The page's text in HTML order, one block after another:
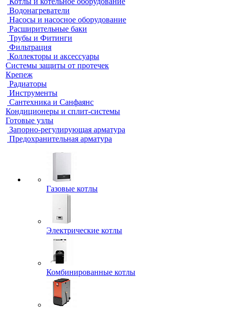
Водонагреватели
Насосы и насосное оборудование
Расширительные баки
Трубы и Фитинги
Фильтрация
Коллекторы и аксессуары
Системы защиты от протечек
Крепеж
Радиаторы
Инструменты
Сантехника и Санфаянс
Кондиционеры и сплит-системы
Готовые узлы
Запорно-регулирующая арматура
Предохранительная арматура
Газовые котлы
Электрические котлы
Комбинированные котлы